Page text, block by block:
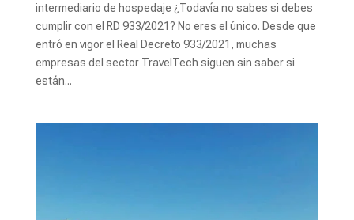
intermediario de hospedaje ¿Todavía no sabes si debes
cumplir con el RD 933/2021? No eres el único. Desde que
entró en vigor el Real Decreto 933/2021, muchas
empresas del sector TravelTech siguen sin saber si
están...